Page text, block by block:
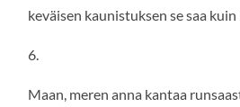
keväisen kaunistuksen se saa
6.
Maan, meren anna kantaa